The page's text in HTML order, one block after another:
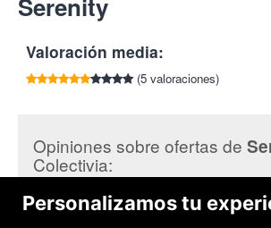
esos pelos que quieres eliminar.
Tu cupón incluye:
1 sesión de fotodepilación en medias
(52% Dto.)
6 sesiones de fotodepilación para medias
(59% Dto.)
¿Cómo funciona la fotodepilación?
26007, Logroño
Serenity
Valoración media:
(5 valoraciones)
Opiniones sobre ofertas de
Colectivia:
Marta María P.
Personalizamos tu